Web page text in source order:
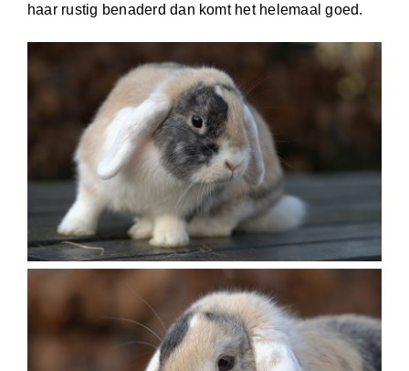
haar rustig benaderd dan komt het helemaal goed.